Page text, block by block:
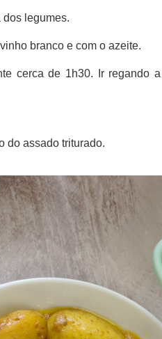
dos legumes.
branco e com o azeite.
cerca de 1h30. Ir regando
do assado triturado.